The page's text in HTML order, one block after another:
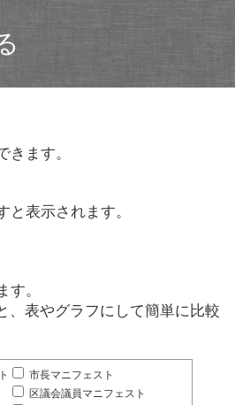
ます。
表示されます。
。
、表やグラフにして簡単に比較
市長マニフェスト
区議会議員マニフェスト